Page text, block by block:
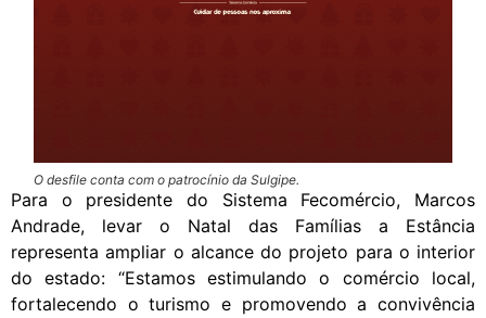
O desfile conta com o patrocínio da Sulgipe.
Para o presidente do Sistema Fecomércio, Marcos
Andrade, levar o Natal das Famílias a Estância
representa ampliar o alcance do projeto para o interior
do estado: “Estamos estimulando o comércio local,
fortalecendo o turismo e promovendo a convivência